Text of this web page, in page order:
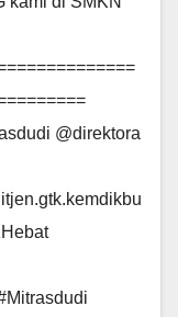
@direktora